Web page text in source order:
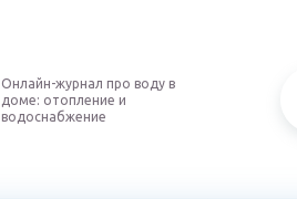
Онлайн-журнал про воду в
доме: отопление и
водоснабжение